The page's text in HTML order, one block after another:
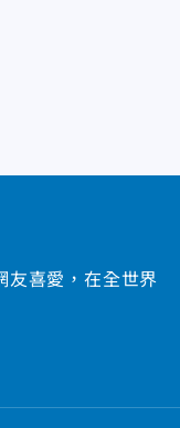
友喜愛，在全世界